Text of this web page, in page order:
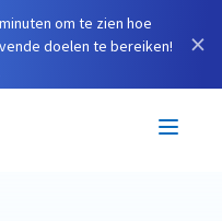
om te zien hoe
doelen te bereiken!
×